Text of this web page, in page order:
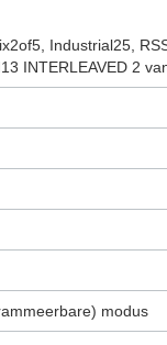
Industrial25,
INTERLEAVED 2
modus